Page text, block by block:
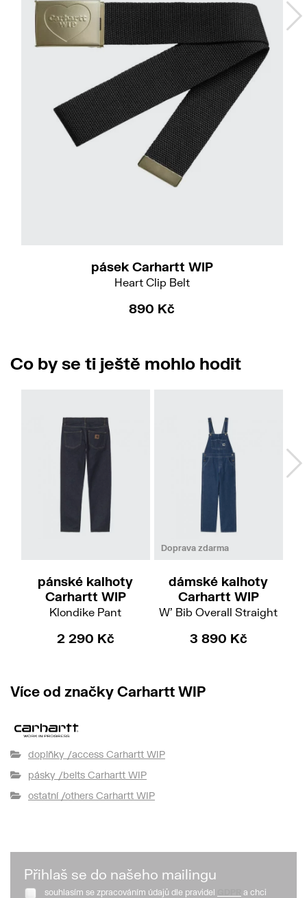
pásek Carhartt WIP
Heart Clip Belt
890 Kč
Co by se ti ještě mohlo hodit
32/3236/3233/34
pánské kalhoty
Carhartt WIP
Klondike Pant
2 290 Kč
Doprava zdarma
dámské kalhoty
Carhartt WIP
W' Bib Overall Straight
3 890 Kč
Více od značky Carhartt WIP
doplňky /access Carhartt WIP
pásky /belts Carhartt WIP
ostatní /others Carhartt WIP
Přihlaš se do našeho mailingu
souhlasím se zpracováním údajů dle pravidel
a chci